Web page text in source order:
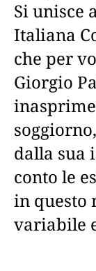
Si unisce
Italiana
che per
Giorgio
dalla sua
conto le
in questo
variabile